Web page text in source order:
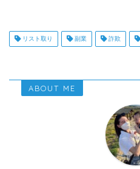
リスト取り 副業 詐欺
ABOUT ME